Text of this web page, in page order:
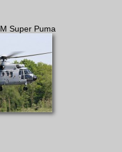
Super Puma